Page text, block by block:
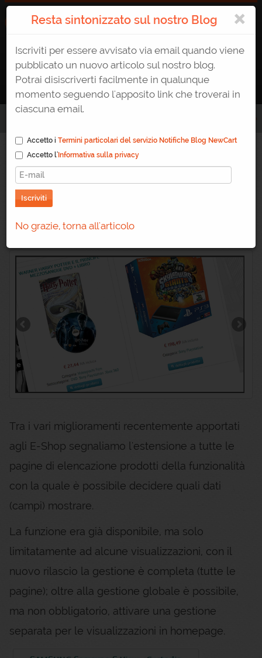
ATTIVA UN E-SHOP 0823 1765307 AREA CLIENTE
Quali dati vengono
mostrati nelle liste
prodotti ?
Tra i vari miglioramenti recentemente apportati
agli E-Shop segnaliamo l'estensione a tutte le
pagine di elencazione prodotti della funzionalità
con la quale è possibile decidere quali dati
(campi) mostrare.
La funzione era già disponibile, ma solo
limitatamente ad alcune visualizzazioni, con il
nuovo rilascio la gestione è completa (tutte le
pagine); oltre alla gestione globale è possibile,
ma non obbligatorio, attivare una gestione
separata per le visualizzazioni in homepage.
×
Resta sintonizzato sul nostro Blog
Iscriviti per essere avvisato via email quando viene
pubblicato un nuovo articolo sul nostro blog.
Potrai disiscriverti facilmente in qualunque
momento seguendo l'apposito link che troverai in
ciascuna email.
Accetto i Termini particolari del servizio Notifiche Blog NewCart
Accetto l' Informativa sulla privacy
Iscriviti
No grazie, torna all'articolo